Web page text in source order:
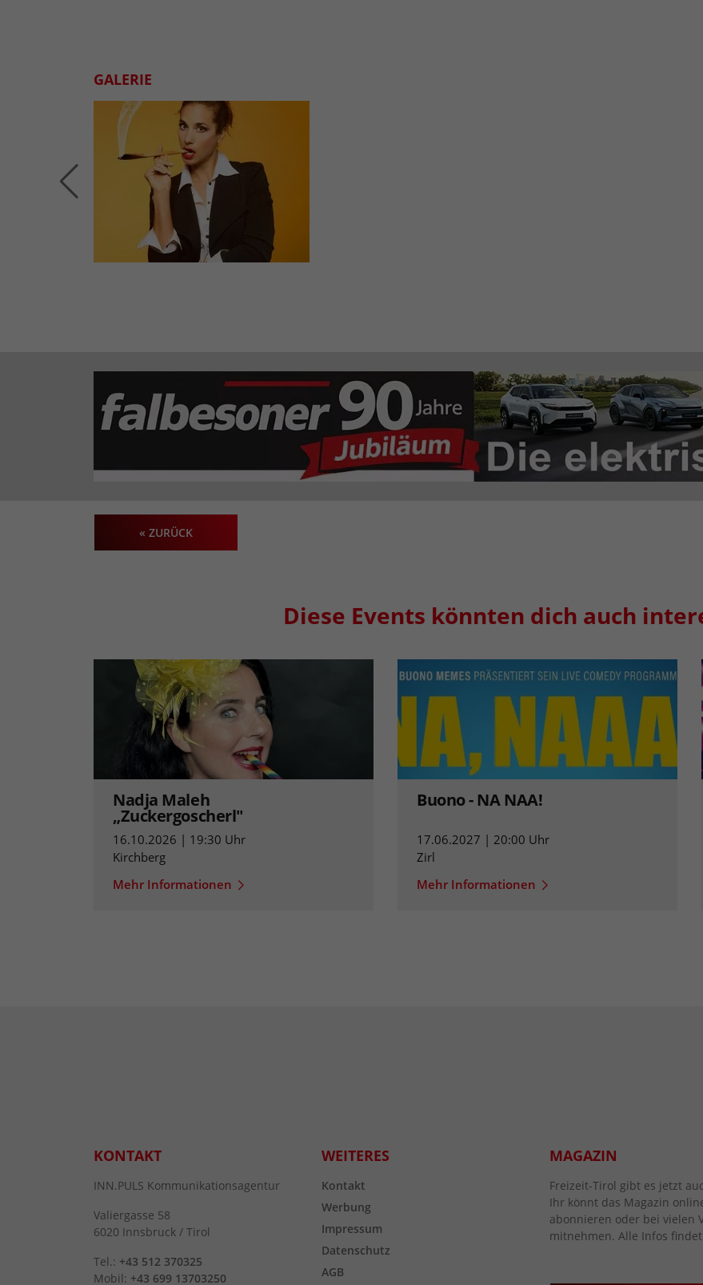
GALERIE
« ZURÜCK
Diese Events könnten dich auch
Nadja Maleh
„Zuckergoscherl"
16.10.2026 | 19:30 Uhr
Kirchberg
Mehr Informationen
Buono - NA NAA!
17.06.2027 | 20:00 Uhr
Zirl
Mehr Informationen
KONTAKT
INN.PULS Kommunikationsagentur
Valiergasse 58
6020 Innsbruck / Tirol
Tel.: +43 512 370325
Mobil: +43 699 13703250
WEITERES
Kontakt
Werbung
Impressum
Datenschutz
AGB
MAGAZIN
Freizeit-Tirol gibt es jetzt
Ihr könnt das Magazin
abonnieren oder bei vielen
mitnehmen. Alle Infos